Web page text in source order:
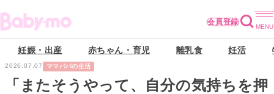
会員登録
妊娠・出産 赤ちゃん・育児 離乳食 妊活
2026.07.07 ママパパの生活
「またそうやって、自分の気持ちを押